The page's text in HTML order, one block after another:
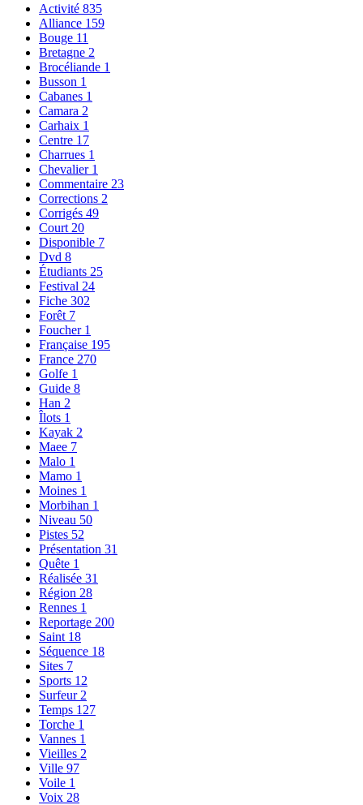
Activité 835
Alliance 159
Bouge 11
Bretagne 2
Brocéliande 1
Busson 1
Cabanes 1
Camara 2
Carhaix 1
Centre 17
Charrues 1
Chevalier 1
Commentaire 23
Corrections 2
Corrigés 49
Court 20
Disponible 7
Dvd 8
Étudiants 25
Festival 24
Fiche 302
Forêt 7
Foucher 1
Française 195
France 270
Golfe 1
Guide 8
Han 2
Îlots 1
Kayak 2
Maee 7
Malo 1
Mamo 1
Moines 1
Morbihan 1
Niveau 50
Pistes 52
Présentation 31
Quête 1
Réalisée 31
Région 28
Rennes 1
Reportage 200
Saint 18
Séquence 18
Sites 7
Sports 12
Surfeur 2
Temps 127
Torche 1
Vannes 1
Vieilles 2
Ville 97
Voile 1
Voix 28